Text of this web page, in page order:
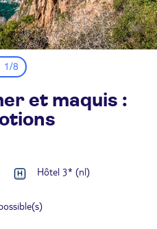
1/8
et maquis :
Hôtel 3* (nl)